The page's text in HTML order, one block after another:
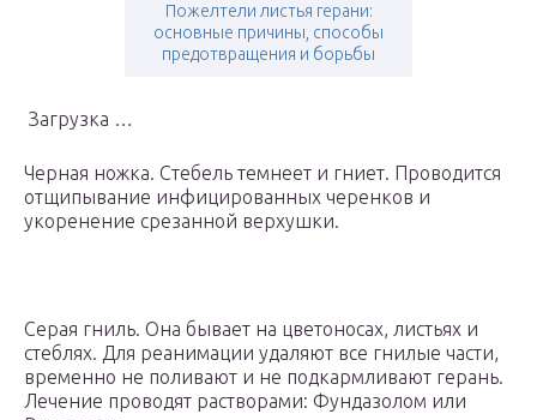
Пожелтели листья герани:
основные причины, способы
предотвращения и борьбы
Загрузка …
Черная ножка. Стебель темнеет и гниет. Проводится
отщипывание инфицированных черенков и
укоренение срезанной верхушки.
Серая гниль. Она бывает на цветоносах, листьях и
стеблях. Для реанимации удаляют все гнилые части,
временно не поливают и не подкармливают герань.
Лечение проводят растворами: Фундазолом или